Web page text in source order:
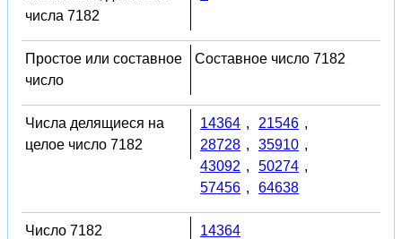
числа 7182
Простое или составное
число
Составное число 7182
Числа делящиеся на
целое число 7182
14364 , 21546 ,
28728 , 35910 ,
43092 , 50274 ,
57456 , 64638
Число 7182
14364